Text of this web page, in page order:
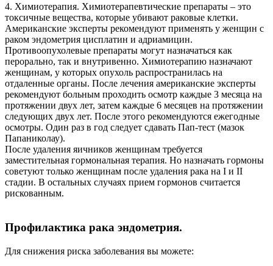
4. Химиотерапия. Химиотерапевтические препараты – это
токсичные вещества, которые убивают раковые клетки.
Американские эксперты рекомендуют применять у женщин с
раком эндометрия цисплатин и адриамицин.
Противоопухолевые препараты могут назначаться как
перорально, так и внутривенно. Химиотерапию назначают
женщинам, у которых опухоль распространилась на
отдаленные органы. После лечения американские эксперты
рекомендуют больным проходить осмотр каждые 3 месяца на
протяжении двух лет, затем каждые 6 месяцев на протяжении
следующих двух лет. После этого рекомендуются ежегодные
осмотры. Один раз в год следует сдавать Пап-тест (мазок
Папаниколау).
После удаления яичников женщинам требуется
заместительная гормональная терапия. Но назначать гормоны
советуют только женщинам после удаления рака на I и II
стадии. В остальных случаях прием гормонов считается
рискованным.
Профилактика рака эндометрия.
Для снижения риска заболевания вы можете: